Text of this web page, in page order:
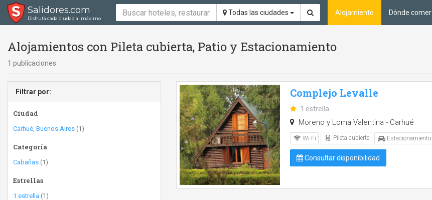
Salidores.com
Disfrutá cada ciudad al máximo
Todas las ciudades Alojamiento Dónde comer
Alojamientos con Pileta cubierta, Patio y Estacionamiento
1 publicaciones
Filtrar por:
Ciudad
Carhué, Buenos Aires (1)
Categoría
Cabañas (1)
Estrellas
1 estrella (1)
Complejo Levalle
1 estrella
Moreno y Loma Valentina - Carhué
Wi-Fi Pileta cubierta Estacionamiento
Consultar disponibilidad